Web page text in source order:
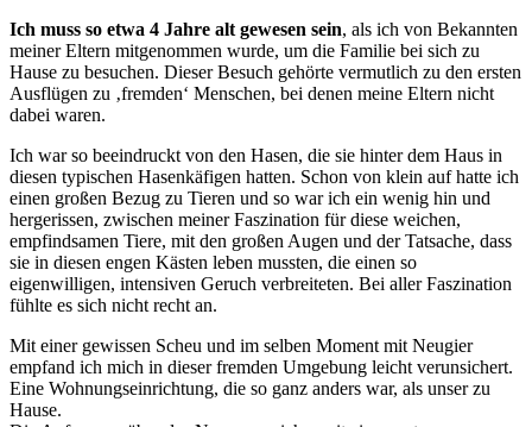
Ich muss so etwa 4 Jahre alt gewesen sein, als ich von Bekannten
meiner Eltern mitgenommen wurde, um die Familie bei sich zu
Hause zu besuchen. Dieser Besuch gehörte vermutlich zu den ersten
Ausflügen zu ‚fremden‘ Menschen, bei denen meine Eltern nicht
dabei waren.
Ich war so beeindruckt von den Hasen, die sie hinter dem Haus in
diesen typischen Hasenkäfigen hatten. Schon von klein auf hatte ich
einen großen Bezug zu Tieren und so war ich ein wenig hin und
hergerissen, zwischen meiner Faszination für diese weichen,
empfindsamen Tiere, mit den großen Augen und der Tatsache, dass
sie in diesen engen Kästen leben mussten, die einen so
eigenwilligen, intensiven Geruch verbreiteten. Bei aller Faszination
fühlte es sich nicht recht an.
Mit einer gewissen Scheu und im selben Moment mit Neugier
empfand ich mich in dieser fremden Umgebung leicht verunsichert.
Eine Wohnungseinrichtung, die so ganz anders war, als unser zu
Hause.